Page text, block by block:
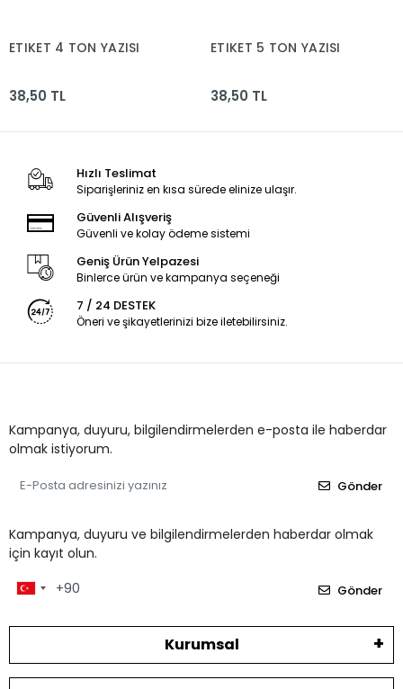
ETIKET 4 TON YAZISI
38,50 TL
ETIKET 5 TON YAZISI
38,50 TL
Hızlı Teslimat
Siparişleriniz en kısa sürede elinize ulaşır.
Güvenli Alışveriş
Güvenli ve kolay ödeme sistemi
Geniş Ürün Yelpazesi
Binlerce ürün ve kampanya seçeneği
7 / 24 DESTEK
Öneri ve şikayetlerinizi bize iletebilirsiniz.
Kampanya, duyuru, bilgilendirmelerden e-posta ile haberdar
olmak istiyorum.
Gönder
Kampanya, duyuru ve bilgilendirmelerden haberdar olmak
için kayıt olun.
Gönder
Kurumsal